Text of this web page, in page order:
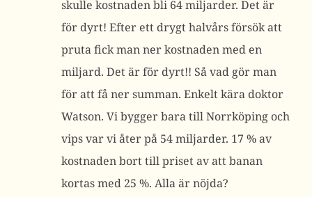
skulle kostnaden bli 64 miljarder. Det är
för dyrt! Efter ett drygt halvårs försök att
pruta fick man ner kostnaden med en
miljard. Det är för dyrt!! Så vad gör man
för att få ner summan. Enkelt kära doktor
Watson. Vi bygger bara till Norrköping och
vips var vi åter på 54 miljarder. 17 % av
kostnaden bort till priset av att banan
kortas med 25 %. Alla är nöjda?